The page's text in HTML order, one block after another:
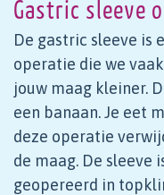
Gastric sleeve
De gastric sleeve is
operatie die we
jouw maag kleiner.
een banaan. Je eet
deze operatie
de maag. De sleeve
geopereerd in